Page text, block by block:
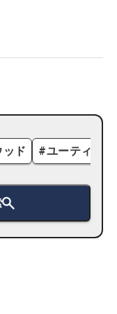
ッド #ユーティリ